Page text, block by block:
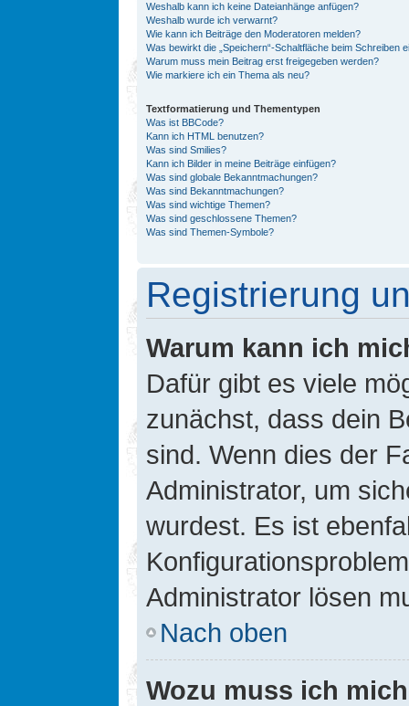
Weshalb kann ich keine Dateianhänge anfügen?
Weshalb wurde ich verwarnt?
Wie kann ich Beiträge den Moderatoren melden?
Was bewirkt die „Speichern“-Schaltfläche beim Schreiben
Warum muss mein Beitrag erst freigegeben werden?
Wie markiere ich ein Thema als neu?
Textformatierung und Thementypen
Was ist BBCode?
Kann ich HTML benutzen?
Was sind Smilies?
Kann ich Bilder in meine Beiträge einfügen?
Was sind globale Bekanntmachungen?
Was sind Bekanntmachungen?
Was sind wichtige Themen?
Was sind geschlossene Themen?
Was sind Themen-Symbole?
Registrierung
Warum kann ich
Dafür gibt es viele
zunächst, dass dein
sind. Wenn dies der
Administrator, um
wurdest. Es ist
Administrator lösen
Nach oben
Wozu muss ich